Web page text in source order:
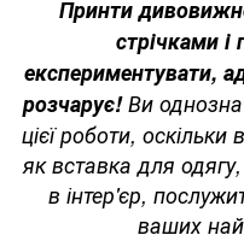
Принти
стрічками і
експериментувати,
розчарує! Ви
цієї роботи,
як вставка для
в інтер'єр,
ваших